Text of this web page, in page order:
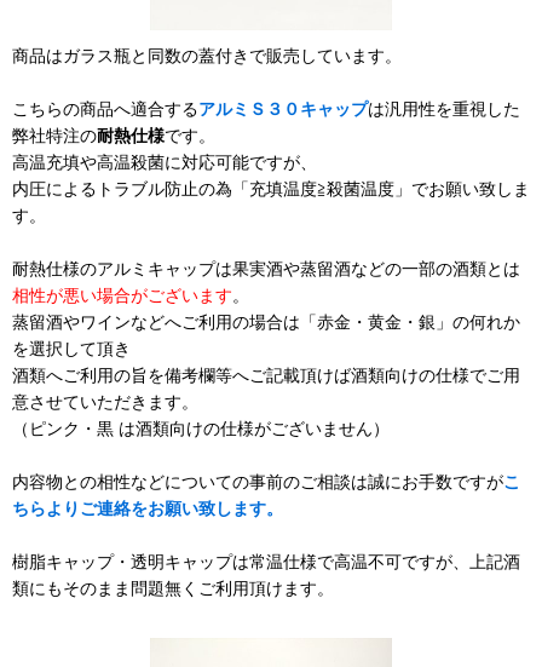
商品はガラス瓶と同数の蓋付きで販売しています。
こちらの商品へ適合するアルミＳ３０キャップは汎用性を重視した
弊社特注の耐熱仕様です。
高温充填や高温殺菌に対応可能ですが、
内圧によるトラブル防止の為「充填温度≧殺菌温度」でお願い致しま
す。
耐熱仕様のアルミキャップは果実酒や蒸留酒などの一部の酒類とは
相性が悪い場合がございます。
蒸留酒やワインなどへご利用の場合は「赤金・黄金・銀」の何れか
を選択して頂き
酒類へご利用の旨を備考欄等へご記載頂けば酒類向けの仕様でご用
意させていただきます。
（ピンク・黒 は酒類向けの仕様がございません）
内容物との相性などについての事前のご相談は誠にお手数ですがこ
ちらよりご連絡をお願い致します。
樹脂キャップ・透明キャップは常温仕様で高温不可ですが、上記酒
類にもそのまま問題無くご利用頂けます。